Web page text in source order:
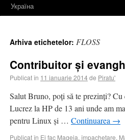
Україна
Arhiva etichetelor: FLOSS
Contribuitor și
Publicat în 11 ianuarie 2014de Piratu'
Salut Bruno, poți să te prezinți?
Lucrez la HP de 13 ani unde am
pentru Linux și … Continuarea →
Publicat în Ei fac Mageia, împachetare,